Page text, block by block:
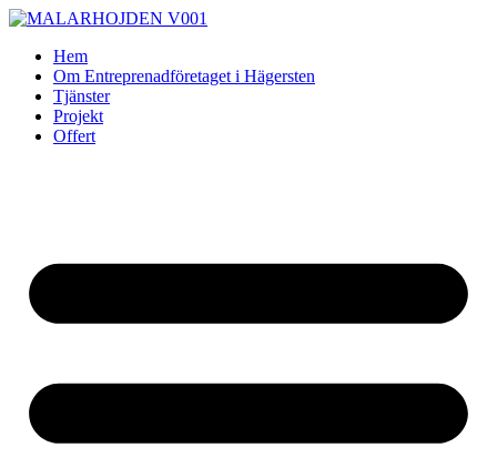
Skip
contentHem
Om Entreprenadföretaget i Hägersten
Tjänster
Projekt
Offert